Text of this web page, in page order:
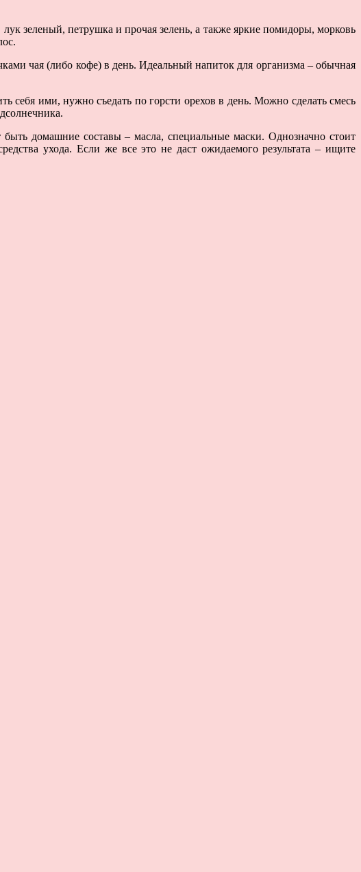
зеленый, петрушка и прочая зелень, а также яркие помидоры, морковь
чая (либо кофе) в день. Идеальный напиток для организма – обычная
себя ими, нужно съедать по горсти орехов в день. Можно сделать смесь
домашние составы – масла, специальные маски. Однозначно стоит
ухода. Если же все это не даст ожидаемого результата – ищите